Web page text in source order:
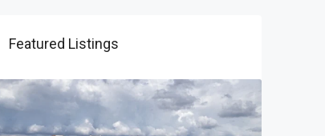
Featured Listings